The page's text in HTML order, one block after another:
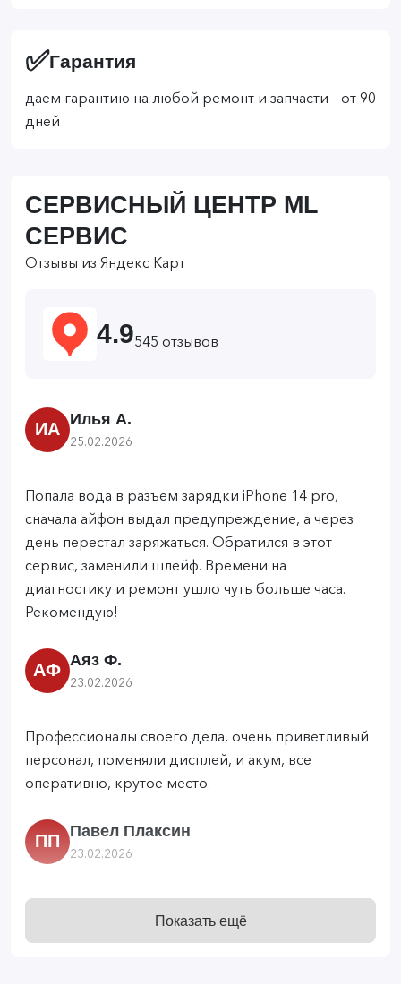
✅Гарантия
даем гарантию на любой ремонт и запчасти – от 90
дней
СЕРВИСНЫЙ ЦЕНТР ML
СЕРВИС
Отзывы из Яндекс Карт
4.9545 отзывов
ИА Илья А.
25.02.2026
Попала вода в разъем зарядки iPhone 14 pro,
сначала айфон выдал предупреждение, а через
день перестал заряжаться. Обратился в этот
сервис, заменили шлейф. Времени на
диагностику и ремонт ушло чуть больше часа.
Рекомендую!
АФ Аяз Ф.
23.02.2026
Профессионалы своего дела, очень приветливый
персонал, поменяли дисплей, и акум, все
оперативно, крутое место.
ПП Павел Плаксин
23.02.2026
Отличные сотрудники, очень приятные ребята
Показать ещё